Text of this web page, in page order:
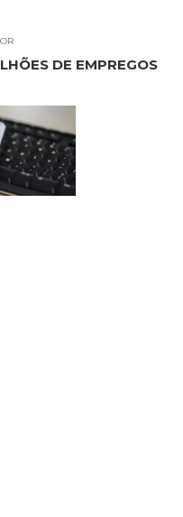
DE EMPREGOS